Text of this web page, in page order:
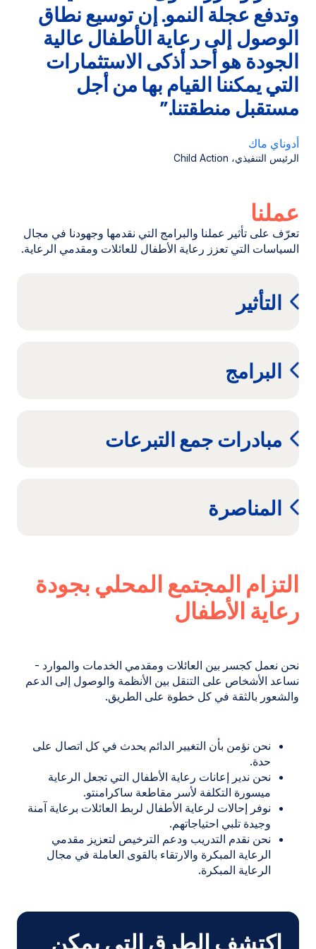
وتدفع عجلة النمو. إن توسيع نطاق
الوصول إلى رعاية الأطفال عالية
الجودة هو أحد أذكى الاستثمارات
التي يمكننا القيام بها من أجل
مستقبل منطقتنا.”
أدوناي ماك
الرئيس التنفيذي، Child Action
عملنا
تعرّف على تأثير عملنا والبرامج التي نقدمها وجهودنا في مجال
السياسات التي تعزز رعاية الأطفال للعائلات ومقدمي الرعاية.
التأثير
البرامج
مبادرات جمع التبرعات
المناصرة
التزام المجتمع المحلي بجودة
رعاية الأطفال
نحن نعمل كجسر بين العائلات ومقدمي الخدمات والموارد -
نساعد الأشخاص على التنقل بين الأنظمة والوصول إلى الدعم
والشعور بالثقة في كل خطوة على الطريق.
نحن نؤمن بأن التغيير الدائم يحدث في كل اتصال على
حدة.
نحن ندير إعانات رعاية الأطفال التي تجعل الرعاية
ميسورة التكلفة لأسر مقاطعة ساكرامنتو.
نوفر إحالات لرعاية الأطفال لربط العائلات برعاية آمنة
وجيدة تلبي احتياجاتهم.
نحن نقدم التدريب ودعم الترخيص لتعزيز مقدمي
الرعاية المبكرة والارتقاء بالقوى العاملة في مجال
الرعاية المبكرة.
اكتشف الطرق التي يمكن